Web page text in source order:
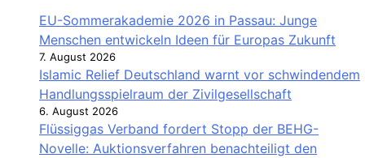
EU-Sommerakademie 2026 in Passau: Junge
Menschen entwickeln Ideen für Europas Zukunft
7. August 2026
Islamic Relief Deutschland warnt vor schwindendem
Handlungsspielraum der Zivilgesellschaft
6. August 2026
Flüssiggas Verband fordert Stopp der BEHG-
Novelle: Auktionsverfahren benachteiligt den